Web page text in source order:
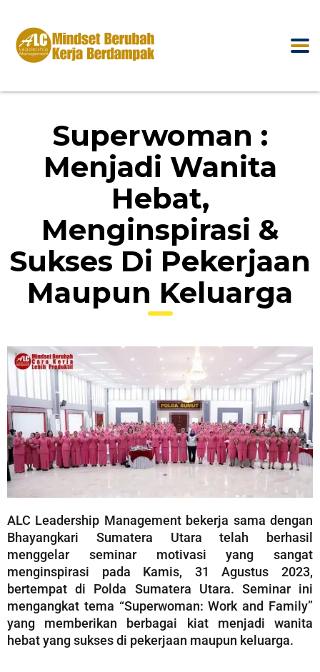
Superwoman :
Menjadi Wanita
Hebat,
Menginspirasi &
Sukses Di Pekerjaan
Maupun Keluarga
ALC Leadership Management bekerja sama dengan
Bhayangkari Sumatera Utara telah berhasil
menggelar seminar motivasi yang sangat
menginspirasi pada Kamis, 31 Agustus 2023,
bertempat di Polda Sumatera Utara. Seminar ini
mengangkat tema “Superwoman: Work and Family”
yang memberikan berbagai kiat menjadi wanita
hebat yang sukses di pekerjaan maupun keluarga.